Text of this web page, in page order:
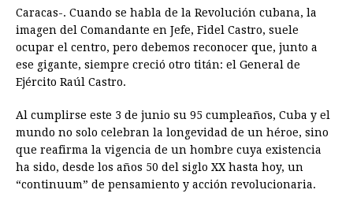
Caracas-. Cuando se habla de la Revolución cubana, la
imagen del Comandante en Jefe, Fidel Castro, suele
ocupar el centro, pero debemos reconocer que, junto a
ese gigante, siempre creció otro titán: el General de
Ejército Raúl Castro.
Al cumplirse este 3 de junio su 95 cumpleaños, Cuba y el
mundo no solo celebran la longevidad de un héroe, sino
que reafirma la vigencia de un hombre cuya existencia
ha sido, desde los años 50 del siglo XX hasta hoy, un
“continuum” de pensamiento y acción revolucionaria.